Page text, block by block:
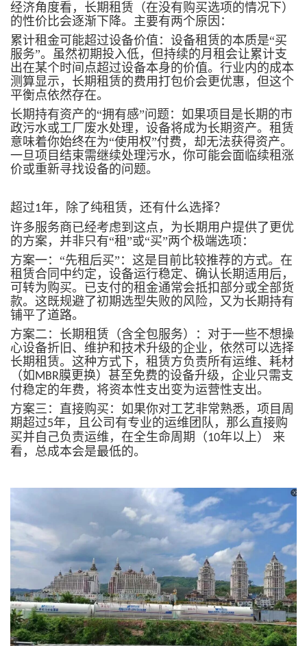
经济角度看，长期租赁（在没有购买选项的情况下）
的性价比会逐渐下降。主要有两个原因：
累计租金可能超过设备价值：设备租赁的本质是“买
服务”。虽然初期投入低，但持续的月租会让累计支
出在某个时间点超过设备本身的价值。行业内的成本
测算显示，长期租赁的费用打包价会更优惠，但这个
平衡点依然存在。
长期持有资产的“拥有感”问题：如果项目是长期的市
政污水或工厂废水处理，设备将成为长期资产。租赁
意味着你始终在为“使用权”付费，却无法获得资产。
一旦项目结束需继续处理污水，你可能会面临续租涨
价或重新寻找设备的问题。
超过1年，除了纯租赁，还有什么选择？
许多服务商已经考虑到这点，为长期用户提供了更优
的方案，并非只有“租”或“买”两个极端选项：
方案一：“先租后买”：这是目前比较推荐的方式。在
租赁合同中约定，设备运行稳定、确认长期适用后，
可转为购买。已支付的租金通常会抵扣部分或全部货
款。这既规避了初期选型失败的风险，又为长期持有
铺平了道路。
方案二：长期租赁（含全包服务）：对于一些不想操
心设备折旧、维护和技术升级的企业，依然可以选择
长期租赁。这种方式下，租赁方负责所有运维、耗材
（如 MBR膜更换）甚至免费的设备升级，企业只需支
付稳定的年费，将资本性支出变为运营性支出。
方案三：直接购买：如果你对工艺非常熟悉，项目周
期超过5年，且公司有专业的运维团队，那么直接购
买并自己负责运维，在全生命周期（10年以上） 来
看，总成本会是最低的。